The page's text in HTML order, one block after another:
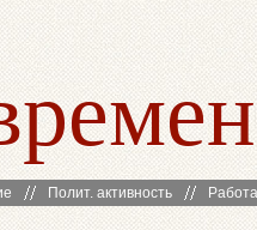
Полит. активность Работа